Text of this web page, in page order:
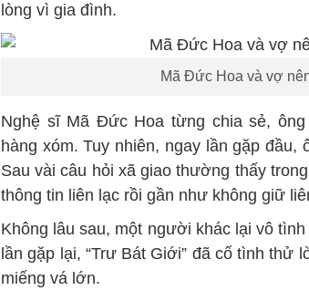
lòng vì gia đình.
Mã Đức Hoa và vợ
Nghệ sĩ Mã Đức Hoa từng chia sẻ,
hàng xóm. Tuy nhiên, ngay lần gặp
Sau vài câu hỏi xã giao thường thấy
thông tin liên lạc rồi gần như không giữ
Không lâu sau, một người khác lại vô
lần gặp lại, “Trư Bát Giới” đã cố tình thử
miếng vá lớn.